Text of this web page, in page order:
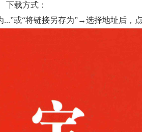
下载方式：
或“将链接另存为”→选择地址后，